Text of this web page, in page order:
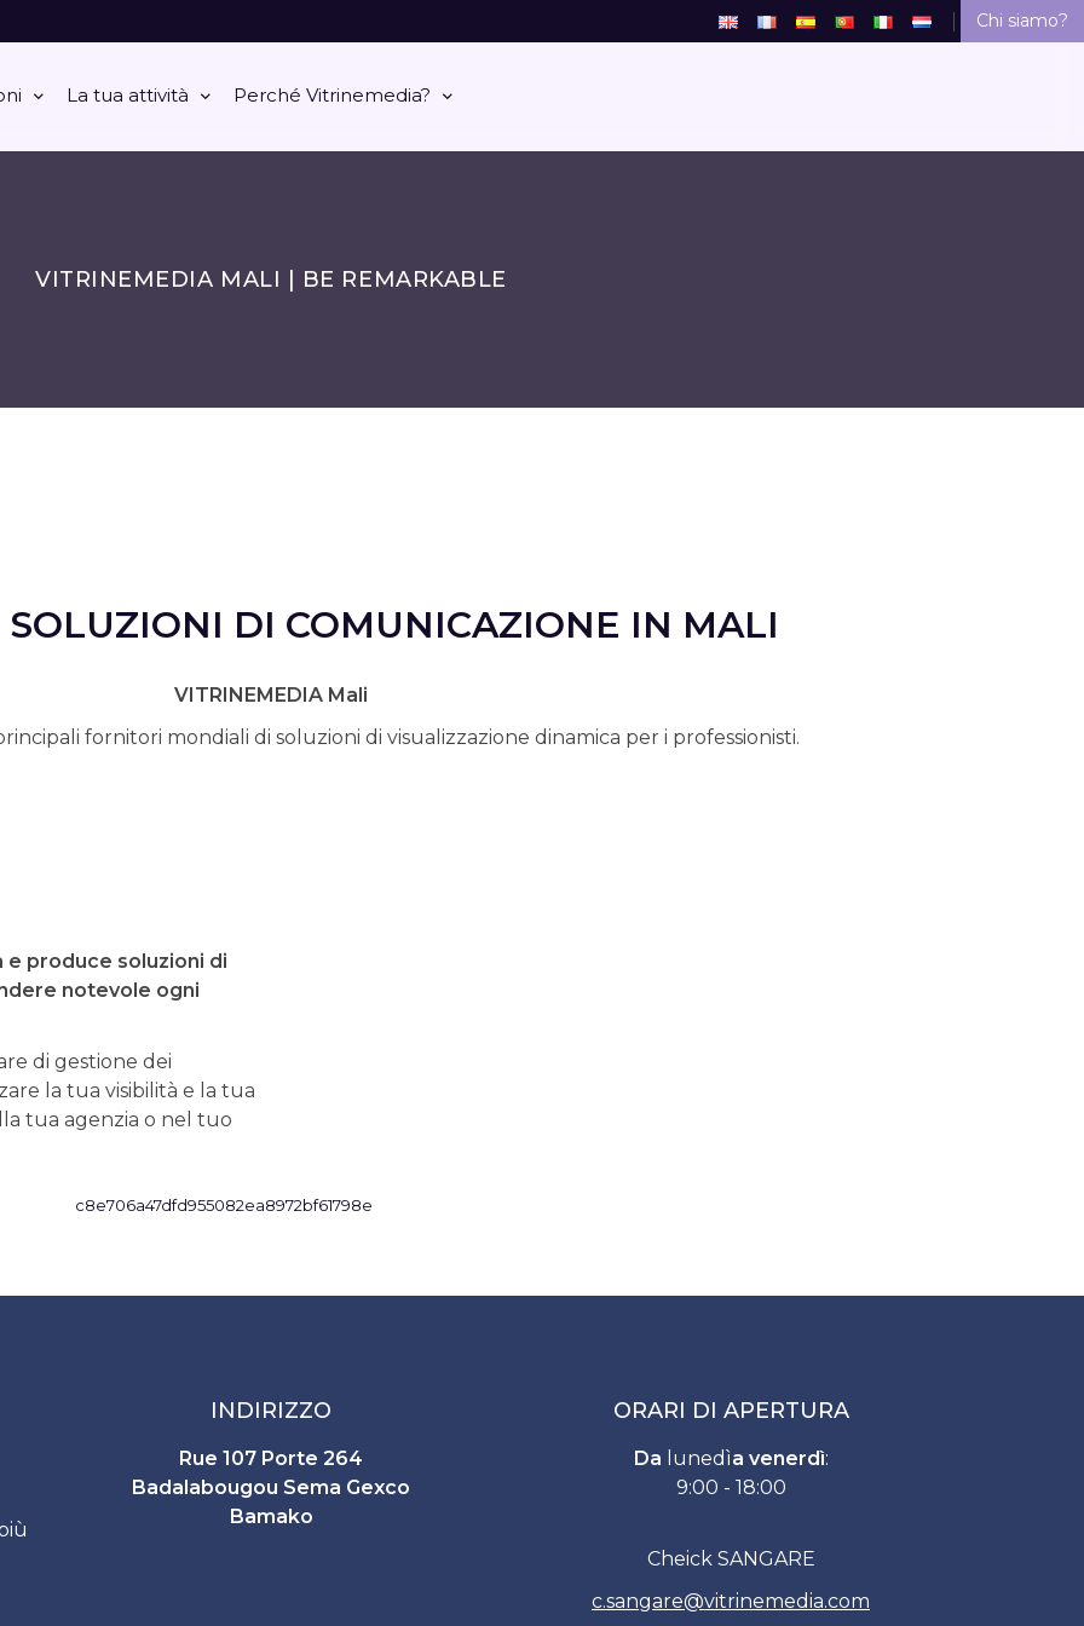
La tua attività Perché Vitrinemedia?
Chi siamo?
VITRINEMEDIA MALI | BE REMARKABLE
DI COMUNICAZIONE IN MALI
VITRINEMEDIA Mali
fornitori mondiali di soluzioni di visualizzazione dinamica per i professionisti.
e produce soluzioni di
notevole ogni
di gestione dei
la tua visibilità e la tua
tua agenzia o nel tuo
INDIRIZZO
Rue 107 Porte 264
Badalabougou Sema Gexco
Bamako
ORARI DI APERTURA
Da lunedìa venerdì:
9:00 - 18:00
Cheick SANGARE
c.sangare@vitrinemedia.com